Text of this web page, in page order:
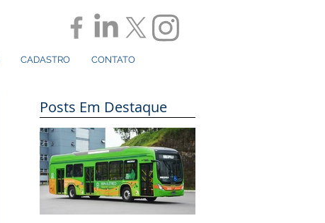
CADASTRO CONTATO
Posts Em Destaque